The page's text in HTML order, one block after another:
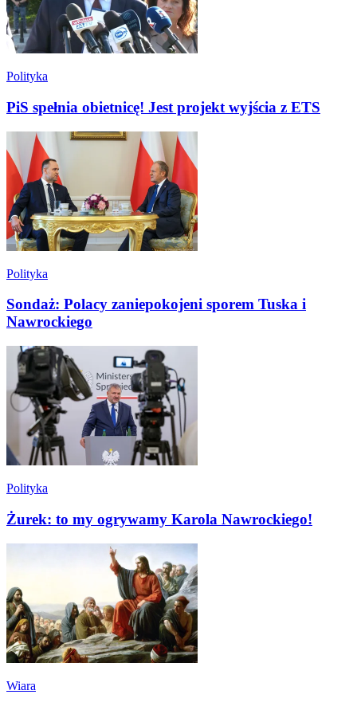
Polityka
PiS spełnia obietnicę! Jest projekt wyjścia z ETS
Polityka
Sondaż: Polacy zaniepokojeni sporem Tuska i
Nawrockiego
Polityka
Żurek: to my ogrywamy Karola Nawrockiego!
Wiara